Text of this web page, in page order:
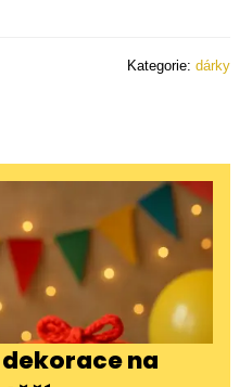
Kategorie: dárky
na